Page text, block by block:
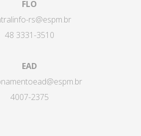
FLO
rs@espm.br
48 3331-3510
EAD
4007-2375